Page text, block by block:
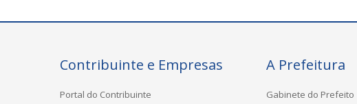
Contribuinte e Empresas
Portal do Contribuinte
A Prefeitura
Gabinete do Prefeito